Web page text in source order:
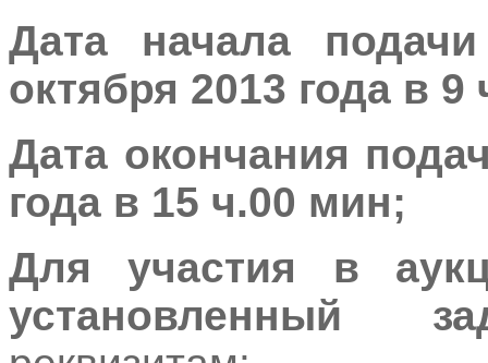
Дата начала
октября 2013 года в
Дата окончания
года в 15 ч.00 мин;
Для участия в
установленный